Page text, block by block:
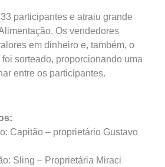
participantes e atraiu grande
Os vendedores
em dinheiro e, também, o
sorteado, proporcionando uma
entre os participantes.
Capitão – proprietário Gustavo
Sling – Proprietária Miraci